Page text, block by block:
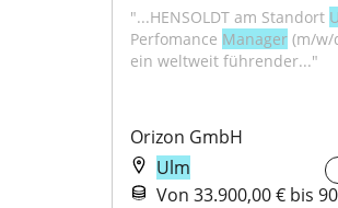
"...HENSOLDT am Standort
Perfomance Manager (m/w/
ein weltweit führender..."
Orizon GmbH
Ulm
Von 33.900,00 € bis